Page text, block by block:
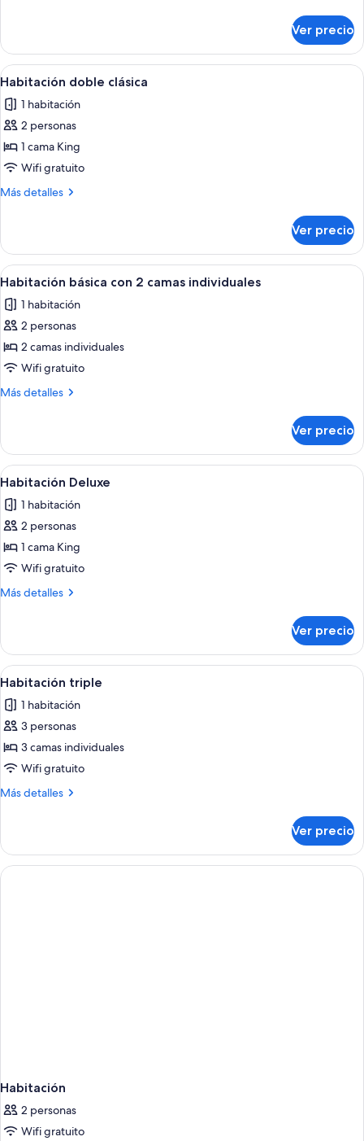
individual
básica
Ver precio
Abrir
todas
las
fotos
de
Habitación
doble
Un dormitorio con cama, cortinas,
3
Habitación doble clásica
1 habitación
2 personas
1 cama King
Wifi gratuito
Más detalles
Más
doble
clásica
Ver precio
Abrir
todas
las
fotos
de
Habitación
básica
camas
individuales
Una habitación con paredes de
3
Habitación básica con 2 camas individuales
1 habitación
2 personas
2 camas individuales
Wifi gratuito
Más detalles
Más
básica
con
2
individuales
Ver precio
Abrir
todas
las
fotos
de
Habitación
Deluxe
Un dormitorio moderno con una
3
Habitación Deluxe
1 habitación
2 personas
1 cama King
Wifi gratuito
Más detalles
Más
Deluxe
Ver precio
Abrir
todas
las
fotos
de
Habitación
triple
Habitación de hotel con dos camas,
3
Habitación triple
1 habitación
3 personas
3 camas individuales
Wifi gratuito
Más detalles
Más
triple
Ver precio
Habitación
2 personas
Wifi gratuito